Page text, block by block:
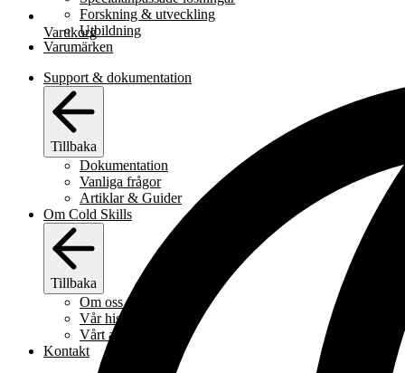
Forskning & utveckling
Utbildning
Varumärken
Support & dokumentation
Tillbaka
Dokumentation
Vanliga frågor
Artiklar & Guider
Om Cold Skills
Tillbaka
Om oss
Vår historia
Vårt arbetssätt
Kontakt
Varukorg